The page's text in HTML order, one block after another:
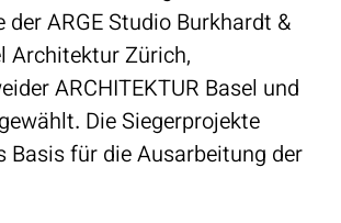
der ARGE Studio Burkhardt &
Architektur Zürich,
ARCHITEKTUR Basel und
Die Siegerprojekte
Basis für die Ausarbeitung der